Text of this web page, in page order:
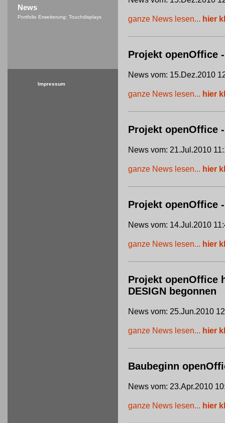
ganze News lesen... hier
Projekt openOffice
News vom: 15.Dez.2010
ganze News lesen... hier
Projekt openOffice
News vom: 21.Jul.2010
ganze News lesen... hier
Projekt openOffice
News vom: 14.Jul.2010
ganze News lesen... hier
Projekt openOffice
DESIGN begonnen
News vom: 25.Jun.2010
ganze News lesen... hier
Baubeginn
News vom: 23.Apr.2010
ganze News lesen... hier
News
Portfolio Erweiterung: Touchdisplays
Impressum